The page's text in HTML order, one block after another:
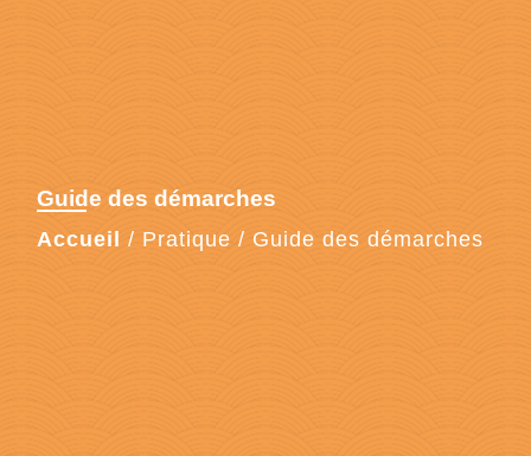
Guide des démarches
Accueil / Pratique / Guide des démarches